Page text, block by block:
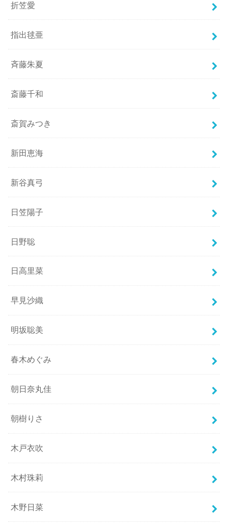
折笠愛
指出毬亜
斉藤朱夏
斎藤千和
斎賀みつき
新田恵海
新谷真弓
日笠陽子
日野聡
日高里菜
早見沙織
明坂聡美
春木めぐみ
朝日奈丸佳
朝樹りさ
木戸衣吹
木村珠莉
木野日菜